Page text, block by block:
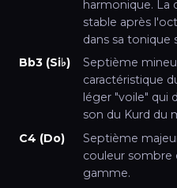
harmonique. La
stable après
dans sa tonique
Bb3 (Si♭)
Septième
caractéristique
léger "voile" qui
son du Kurd du
C4 (Do)
Septième
couleur sombre
gamme.